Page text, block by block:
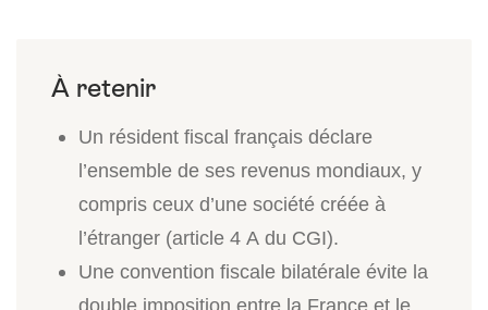
Un résident fiscal français déclare
l’ensemble de ses revenus mondiaux, y
compris ceux d’une société créée à
l’étranger (article 4 A du CGI).
Une convention fiscale bilatérale évite la
double imposition entre la France et le